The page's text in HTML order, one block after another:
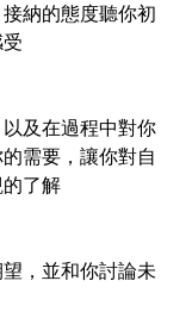
納的態度聽你初
及在過程中對你
需要，讓你對自
了解
，並和你討論未